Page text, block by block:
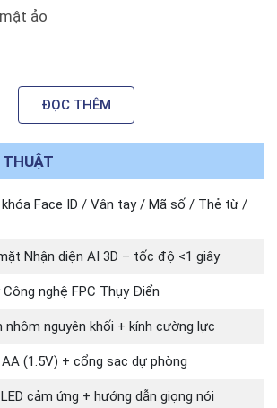
ảo
sao chép
mở khóa bằng điện thoại
bỉ – sang trọng, phù hợp với cửa
toàn tuyệt đối
nhìn trộm
người cao tuổi và người chưa từng
ĐỌC THÊM
THUẬT
Face ID / Vân tay / Mã số / Thẻ từ /
Nhận diện AI 3D – tốc độ <1 giây
nghệ FPC Thụy Điển
nhôm nguyên khối + kính cường lực
(1.5V) + cổng sạc dự phòng
cảm ứng + hướng dẫn giọng nói